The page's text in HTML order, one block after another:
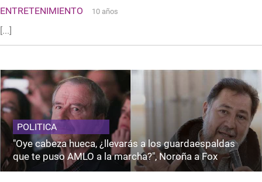
ENTRETENIMIENTO 10 años
[...]
POLITICA
"Oye cabeza hueca, ¿llevarás a los guardaespaldas
que te puso AMLO a la marcha?", Noroña a Fox